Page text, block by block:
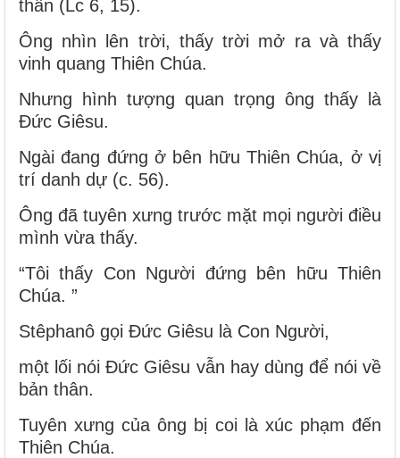
thần (Lc 6, 15).
Ông nhìn lên trời, thấy trời mở ra và thấy
vinh quang Thiên Chúa.
Nhưng hình tượng quan trọng ông thấy là
Đức Giêsu.
Ngài đang đứng ở bên hữu Thiên Chúa, ở vị
trí danh dự (c. 56).
Ông đã tuyên xưng trước mặt mọi người điều
mình vừa thấy.
“Tôi thấy Con Người đứng bên hữu Thiên
Chúa. ”
Stêphanô gọi Đức Giêsu là Con Người,
một lối nói Đức Giêsu vẫn hay dùng để nói về
bản thân.
Tuyên xưng của ông bị coi là xúc phạm đến
Thiên Chúa.